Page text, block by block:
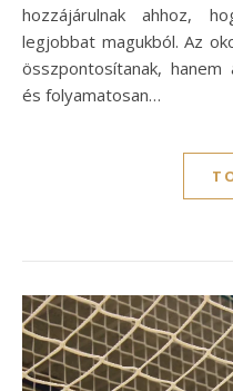
hozzájárulnak ahhoz,
legjobbat magukból. Az
összpontosítanak,
és folyamatosan…